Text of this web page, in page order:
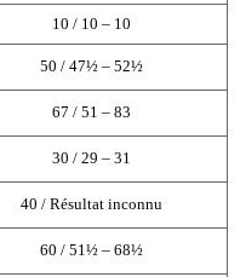
10 / 10 – 10
50 / 47½ – 52½
67 / 51 – 83
30 / 29 – 31
40 / Résultat inconnu
60 / 51½ – 68½